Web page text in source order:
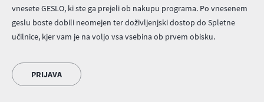
vnesete GESLO, ki ste ga prejeli ob nakupu programa. Po vnesenem
geslu boste dobili neomejen ter doživljenjski dostop do Spletne
učilnice, kjer vam je na voljo vsa vsebina ob prvem obisku.
PRIJAVA